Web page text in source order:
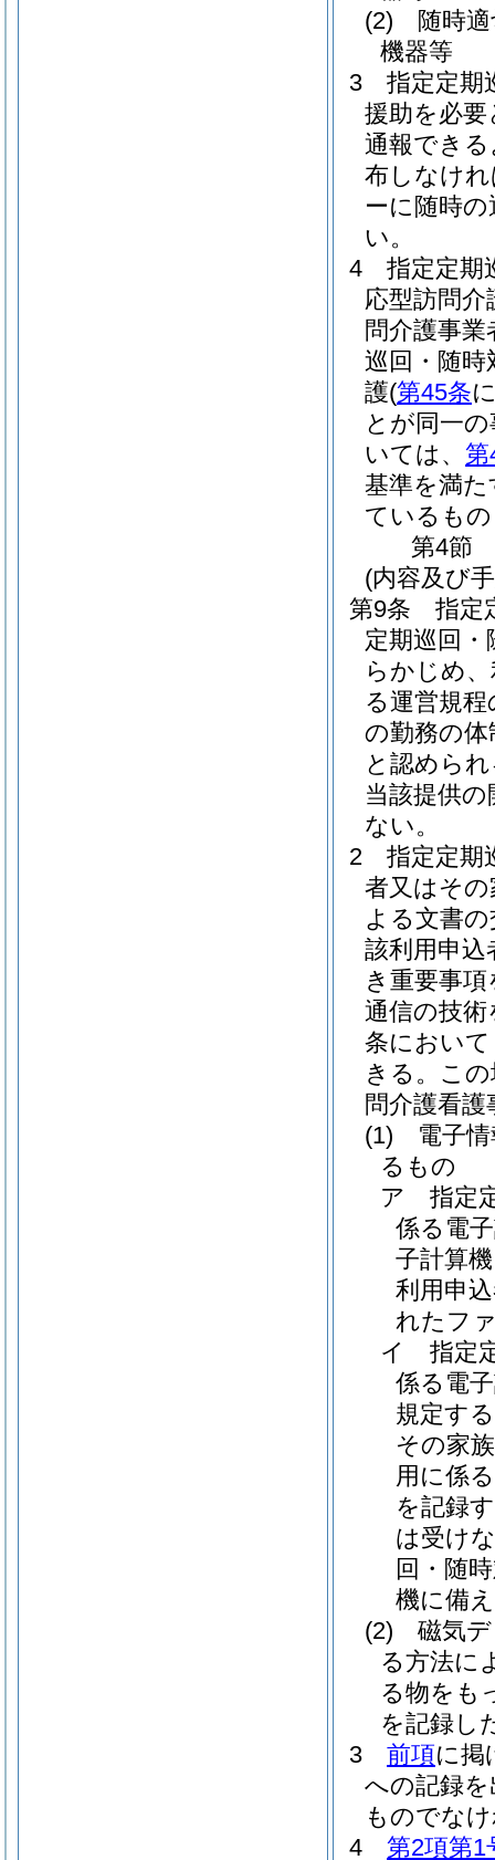
(2)
随時
機器等
3
指定定期
援助を必
通報でき
布しなけ
ーに随時
い。
4
指定定期
応型訪問介
問介護事
巡回・随時
護(第45条
とが同一
いては、 第
基準を満
ているも
第4節
(内容及び
第9条
指定
定期巡回
らかじめ
る運営規
の勤務の
と認めら
当該提供
ない。
2
指定定期
者又はそ
よる文書
該利用申
き重要事
通信の技
条におい
きる。 こ
問介護看
(1)
電子
るもの
ア
指定
係る電
子計算
利用申
れたフ
イ
指定
係る電
規定す
その家
用に係
を記録
は受け
回・随
機に備
(2)
磁気
る方法に
る物をも
を記録し
3
前項に掲
への記録
ものでな
4
第2項第1